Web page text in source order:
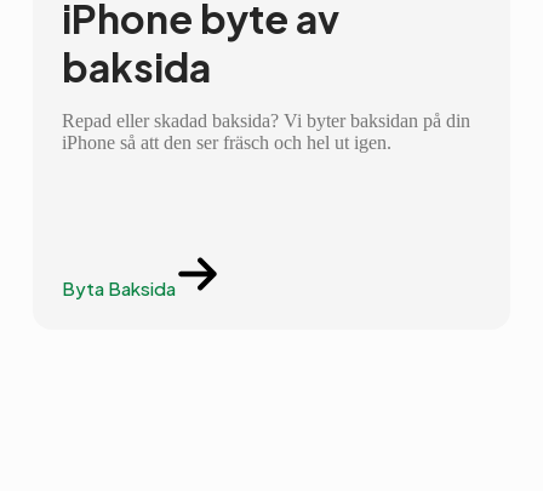
iPhone byte av
baksida
Repad eller skadad baksida? Vi byter baksidan på din
iPhone så att den ser fräsch och hel ut igen.
Byta Baksida